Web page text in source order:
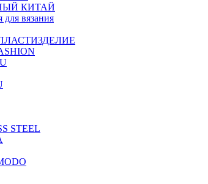
КИТАЙ
вязания
STEEL